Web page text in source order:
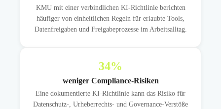
KMU mit einer verbindlichen KI-Richtlinie berichten
häufiger von einheitlichen Regeln für erlaubte Tools,
Datenfreigaben und Freigabeprozesse im Arbeitsalltag.
34%
weniger Compliance-Risiken
Eine dokumentierte KI-Richtlinie kann das Risiko für
Datenschutz-, Urheberrechts- und Governance-Verstöße